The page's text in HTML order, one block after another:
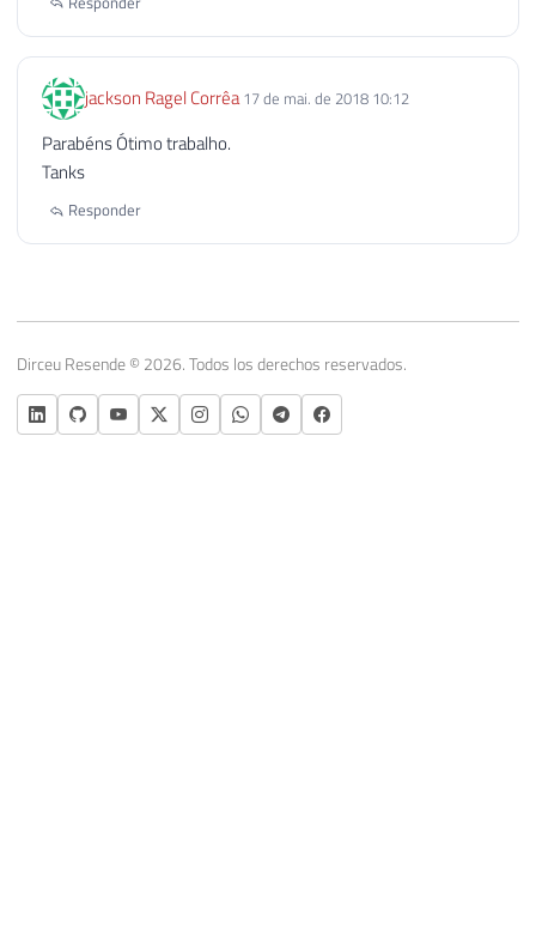
jackson Ragel Corrêa 17 de mai. de 2018 10:12
Parabéns Ótimo trabalho.
Tanks
Responder
Dirceu Resende © 2026. Todos los derechos reservados.